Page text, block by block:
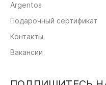
Argentos
Подарочный сертификат
Контакты
Вакансии